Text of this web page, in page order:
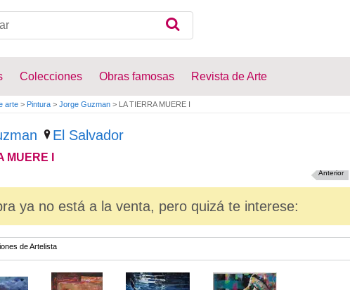
Colecciones Obras famosas Revista de Arte
arte > Pintura > Jorge Guzman > LA TIERRA MUERE I
El Salvador
MUERE I
Anterior
ya no está a la venta, pero quizá te interese:
de Artelista